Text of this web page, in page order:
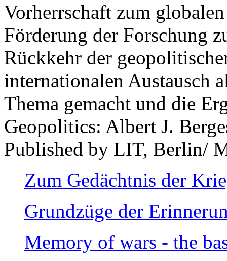
Vorherrschaft zum
Förderung der Forschung
Rückkehr der
internationalen Austausch
Thema gemacht und die
Geopolitics: Albert J.
Published by LIT, Berlin/
Zum Gedächtnis der
Grundzüge der
Memory of wars - the